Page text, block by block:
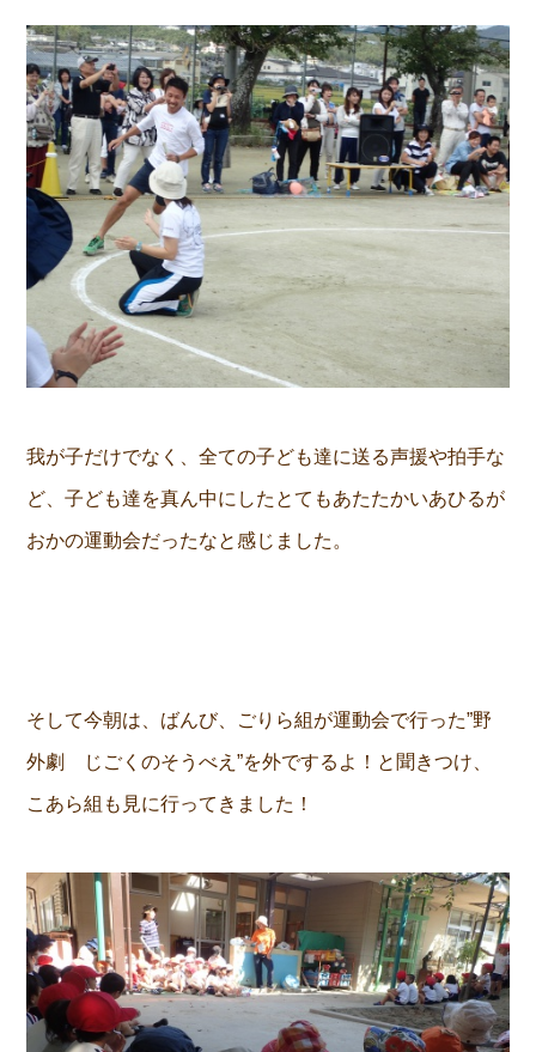
我が子だけでなく、全ての子ども達に送る声援や拍手な
ど、子ども達を真ん中にしたとてもあたたかいあひるが
おかの運動会だったなと感じました。
そして今朝は、ばんび、ごりら組が運動会で行った”野
外劇 じごくのそうべえ”を外でするよ！と聞きつけ、
こあら組も見に行ってきました！